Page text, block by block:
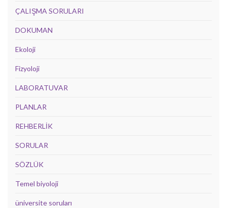
ÇALIŞMA SORULARI
DOKUMAN
Ekoloji
Fizyoloji
LABORATUVAR
PLANLAR
REHBERLİK
SORULAR
SÖZLÜK
Temel biyoloji
üniversite soruları